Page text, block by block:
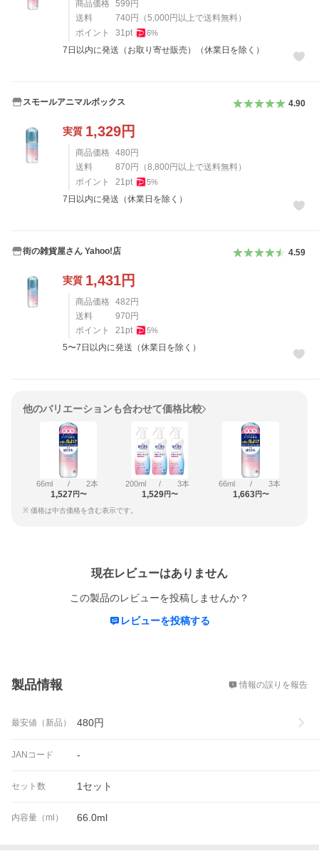
商品価格 599 円
送料
740 円 （5,000 円以上で送料無料）
ポイント
31pt 6%
7日以内に発送（お取り寄せ販売）（休業日を除く）
スモールアニマルボックス 4.90
実質 1,329円
商品価格 480 円
送料
870 円 （8,800 円以上で送料無料）
ポイント
21pt 5%
7日以内に発送（休業日を除く）
街の雑貨屋さん Yahoo!店 4.59
実質 1,431円
商品価格 482 円
送料
970 円
ポイント
21pt 5%
5〜7日以内に発送（休業日を除く）
他のバリエーションも合わせて価格比較
66ml / 2本
1,527円〜
200ml / 3本
1,529円〜
66ml / 3本
1,663円〜
※ 価格は中古価格を含む表示です。
現在レビューはありません
この製品のレビューを投稿しませんか？
レビューを投稿する
製品情報 情報の誤りを報告
最安値（新品） 480円
JANコード -
セット数 1セット
内容量（ml） 66.0ml